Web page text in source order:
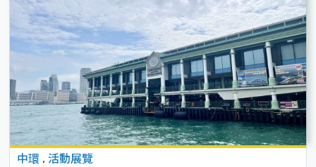
中環 . 活動展覽